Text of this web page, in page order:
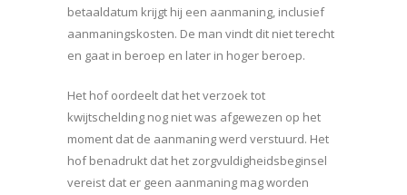
betaaldatum krijgt hij een aanmaning, inclusief
aanmaningskosten. De man vindt dit niet terecht
en gaat in beroep en later in hoger beroep.
Het hof oordeelt dat het verzoek tot
kwijtschelding nog niet was afgewezen op het
moment dat de aanmaning werd verstuurd. Het
hof benadrukt dat het zorgvuldigheidsbeginsel
vereist dat er geen aanmaning mag worden